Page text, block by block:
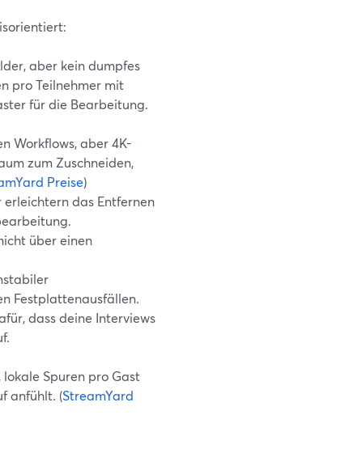
aber kein dumpfes
pro Teilnehmer mit
für die Bearbeitung.
Workflows, aber 4K-
zum Zuschneiden,
Preise)
das Entfernen
über einen
Festplattenausfällen.
dass deine Interviews
Spuren pro Gast
anfühlt. (StreamYard